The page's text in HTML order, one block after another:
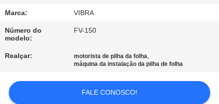
CONTROLE
DA
CONTACTE-
NOS
Marca: VIBRA
Número do
modelo:
FV-150
Realçar: motorista de pilha da folha,
máquina da instalação da pilha de folha
FALE CONOSCO!